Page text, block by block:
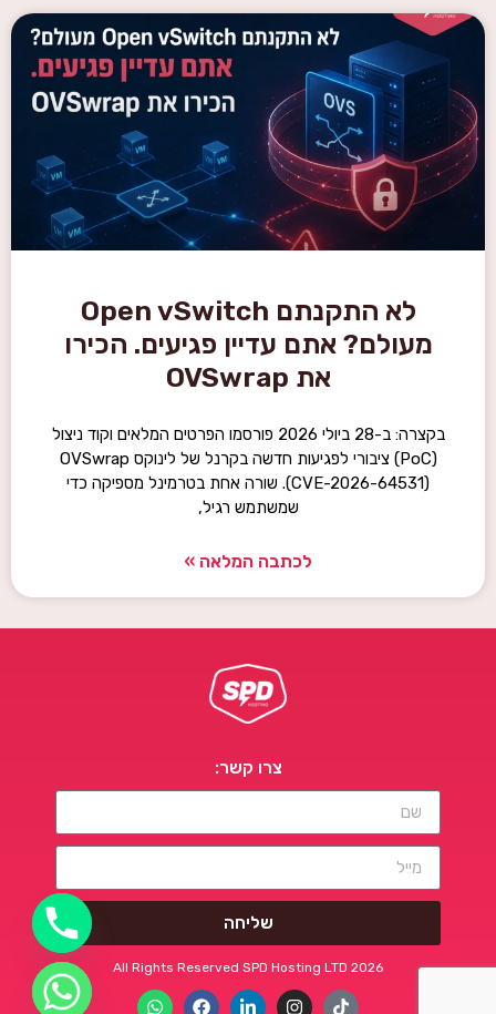
לא התקנתם Open vSwitch
מעולם? אתם עדיין פגיעים. הכירו
את OVSwrap
בקצרה: ב-28 ביולי 2026 פורסמו הפרטים המלאים וקוד ניצול
(PoC) ציבורי לפגיעות חדשה בקרנל של לינוקס OVSwrap
(CVE-2026-64531). שורה אחת בטרמינל מספיקה כדי
שמשתמש רגיל,
לכתבה המלאה »
צרו קשר:
שליחה
All Rights Reserved SPD Hosting LTD 2026